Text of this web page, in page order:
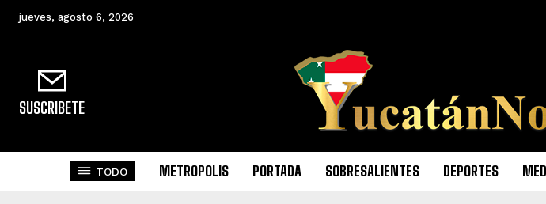
jueves, agosto 6, 2026
SUSCRIBETE
TODO METROPOLIS PORTADA SOBRESALIENTES DEPORTES